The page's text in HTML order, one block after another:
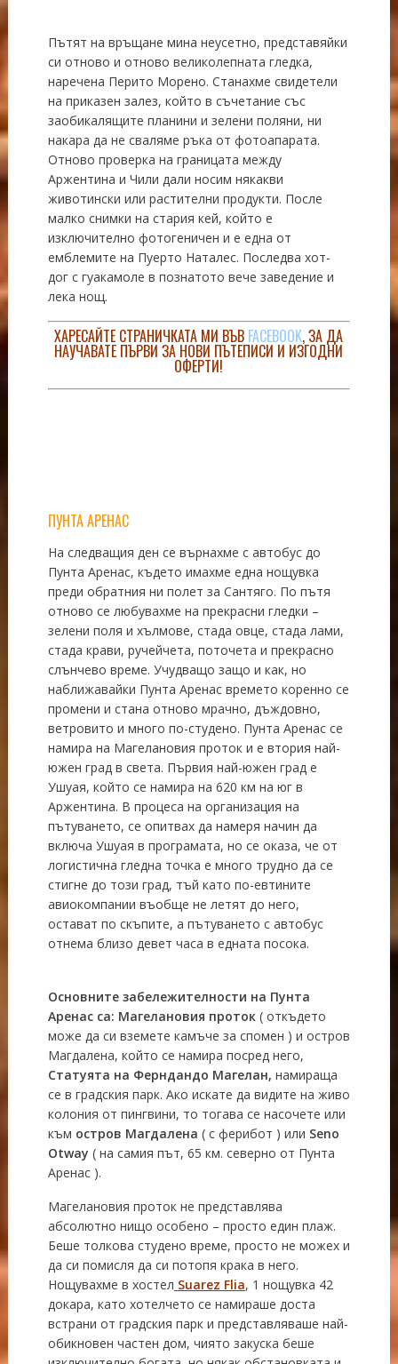
Пътят на връщане мина неусетно, представяйки
си отново и отново великолепната гледка,
наречена Перито Морено. Станахме свидетели
на приказен залез, който в съчетание със
заобикалящите планини и зелени поляни, ни
накара да не сваляме ръка от фотоапарата.
Отново проверка на границата между
Аржентина и Чили дали носим някакви
животински или растителни продукти. После
малко снимки на стария кей, който е
изключително фотогеничен и е една от
емблемите на Пуерто Наталес. Последва хот-
дог с гуакамоле в познатото вече заведение и
лека нощ.
ХАРЕСАЙТЕ СТРАНИЧКАТА МИ ВЪВ FACEBOOK, ЗА ДА
НАУЧАВАТЕ ПЪРВИ ЗА НОВИ ПЪТЕПИСИ И ИЗГОДНИ
ОФЕРТИ!
ПУНТА АРЕНАС
На следващия ден се върнахме с автобус до
Пунта Аренас, където имахме една нощувка
преди обратния ни полет за Сантяго. По пътя
отново се любувахме на прекрасни гледки –
зелени поля и хълмове, стада овце, стада лами,
стада крави, ручейчета, поточета и прекрасно
слънчево време. Учудващо защо и как, но
наближавайки Пунта Аренас времето коренно се
промени и стана отново мрачно, дъждовно,
ветровито и много по-студено. Пунта Аренас се
намира на Магелановия проток и е втория най-
южен град в света. Първия най-южен град е
Ушуая, който се намира на 620 км на юг в
Аржентина. В процеса на организация на
пътуването, се опитвах да намеря начин да
включа Ушуая в програмата, но се оказа, че от
логистична гледна точка е много трудно да се
стигне до този град, тъй като по-евтините
авиокомпании въобще не летят до него,
остават по скъпите, а пътуването с автобус
отнема близо девет часа в едната посока.
Основните забележителности на Пунта
Аренас са: Магелановия проток( откъдето
може да си вземете камъче за спомен ) и остров
Магдалена, който се намира посред него,
Статуята на Ферндандо Магелан, намираща
се в градския парк. Ако искате да видите на живо
колония от пингвини, то тогава се насочете или
към остров Магдалена ( с ферибот ) или Seno
Otway ( на самия път, 65 км. северно от Пунта
Аренас ).
Магелановия проток не представлява
абсолютно нищо особено – просто един плаж.
Беше толкова студено време, просто не можех и
да си помисля да си потопя крака в него.
Нощувахме в хостел Suarez Flia, 1 нощувка 42
докара, като хотелчето се намираше доста
встрани от градския парк и представляваше най-
обикновен частен дом, чиято закуска беше